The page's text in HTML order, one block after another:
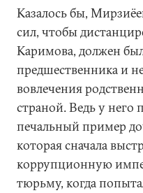
Казалось бы,
сил, чтобы
Каримова, должен
предшественника и
вовлечения
страной. Ведь у него
печальный пример
которая сначала
коррупционную
тюрьму, когда